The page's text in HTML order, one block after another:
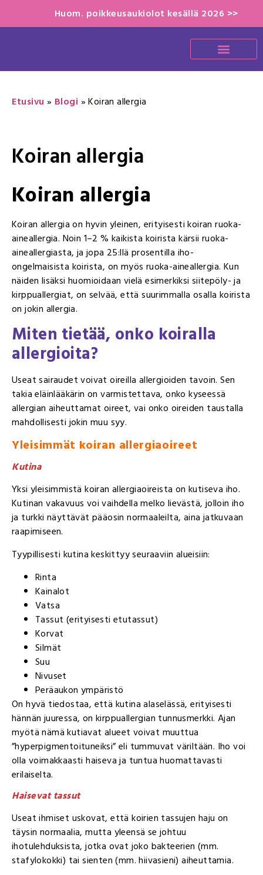
Huom. poikkeusaukiolot kesällä 2026 >>
Etusivu » Blogi »Koiran allergia
Koiran allergia
Koiran allergia
Koiran allergia on hyvin yleinen, erityisesti koiran ruoka-
aineallergia. Noin 1–2 % kaikista koirista kärsii ruoka-
aineallergiasta, ja jopa 25:llä prosentilla iho-
ongelmaisista koirista, on myös ruoka-aineallergia. Kun
näiden lisäksi huomioidaan vielä esimerkiksi siitepöly- ja
kirppuallergiat, on selvää, että suurimmalla osalla koirista
on jokin allergia.
Miten tietää, onko koiralla
allergioita?
Useat sairaudet voivat oireilla allergioiden tavoin. Sen
takia eläinlääkärin on varmistettava, onko kyseessä
allergian aiheuttamat oireet, vai onko oireiden taustalla
mahdollisesti jokin muu syy.
Yleisimmät koiran allergiaoireet
Kutina
Yksi yleisimmistä koiran allergiaoireista on kutiseva iho.
Kutinan vakavuus voi vaihdella melko lievästä, jolloin iho
ja turkki näyttävät pääosin normaaleilta, aina jatkuvaan
raapimiseen.
Tyypillisesti kutina keskittyy seuraaviin alueisiin:
Rinta
Kainalot
Vatsa
Tassut (erityisesti etutassut)
Korvat
Silmät
Suu
Nivuset
Peräaukon ympäristö
On hyvä tiedostaa, että kutina alaselässä, erityisesti
hännän juuressa, on kirppuallergian tunnusmerkki. Ajan
myötä nämä kutiavat alueet voivat muuttua
”hyperpigmentoituneiksi” eli tummuvat väriltään. Iho voi
olla voimakkaasti haiseva ja tuntua huomattavasti
erilaiselta.
Haisevat tassut
Useat ihmiset uskovat, että koirien tassujen haju on
täysin normaalia, mutta yleensä se johtuu
ihotulehduksista, jotka ovat joko bakteerien (mm.
stafylokokki) tai sienten (mm. hiivasieni) aiheuttamia.